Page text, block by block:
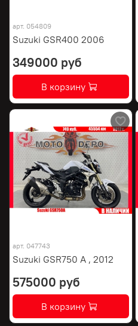
арт. 054809
Suzuki GSR400 2006
349000 руб
В корзину
арт. 047743
Suzuki GSR750 A , 2012
575000 руб
В корзину